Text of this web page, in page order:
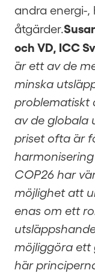
andra energi-,
åtgärder.
och VD, ICC
är ett av de
minska
problematiskt
av de globala
priset ofta är
COP26 har
möjlighet att
enas om ett
möjliggöra ett
här